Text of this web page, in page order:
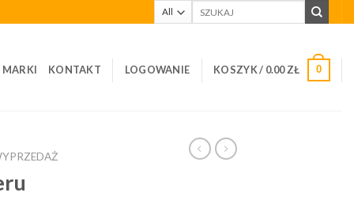
MARKI KONTAKT LOGOWANIE KOSZYK / 0.00ZŁ 0